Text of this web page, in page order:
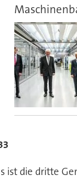
ist die dritte